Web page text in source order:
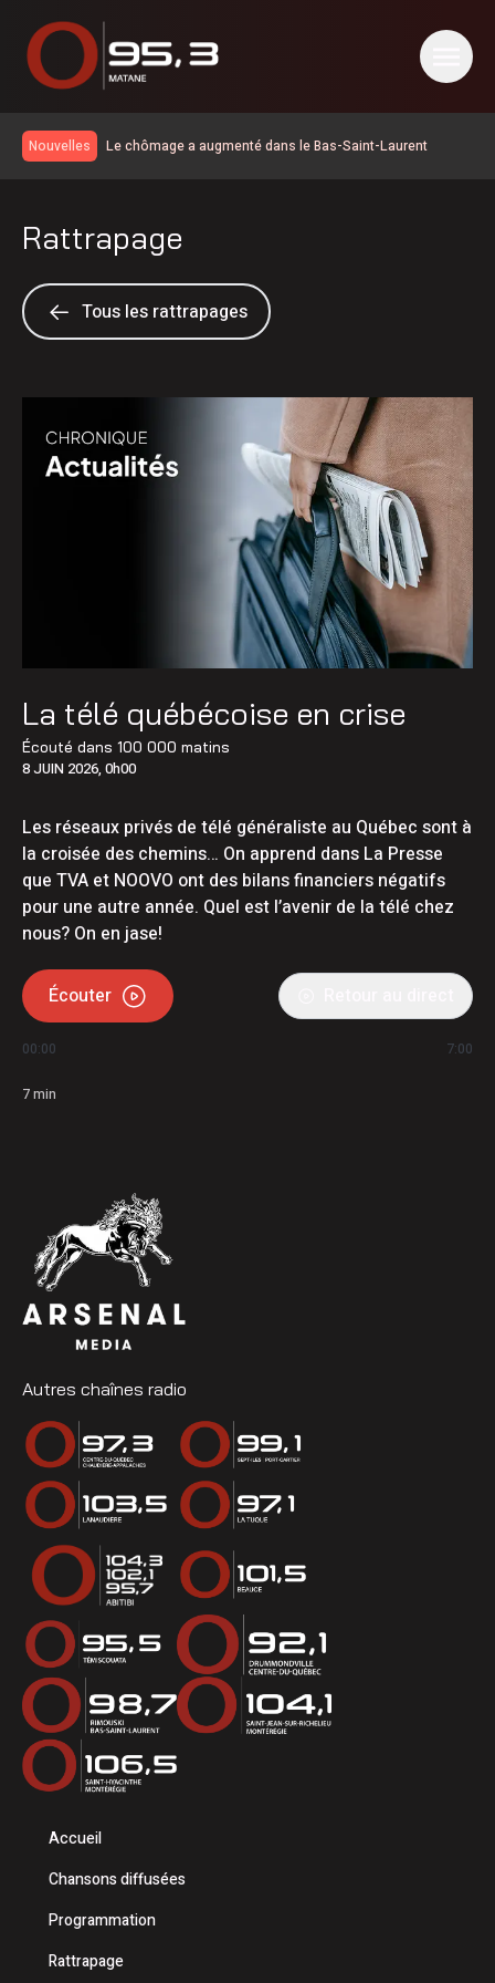
Nouvelles
Le chômage a augmenté dans le Bas-Saint-Laurent
La Matanie est hockey présente trois rencontres
concertée en sécurité nautique de la SQ
Résultat des matchs du 5 août de la Ligue de balle de l’Est
La foudre a déclenché des dizaines de feux de forêt en
Prolongement du dépôt des mises en candidatures du
Élections 2026: le Parti québécois conserve son avance
dans les intentions de vote
Rattrapage
Tous les rattrapages
La télé québécoise en crise
Écouté dans 100 000 matins
8 JUIN 2026, 0h00
Les réseaux privés de télé généraliste au Québec sont à
la croisée des chemins… On apprend dans La Presse
que TVA et NOOVO ont des bilans financiers négatifs
pour une autre année. Quel est l’avenir de la télé chez
nous? On en jase!
Écouter
00:00 7:00
7min
Autres chaînes radio
Accueil
Chansons diffusées
Programmation
Rattrapage